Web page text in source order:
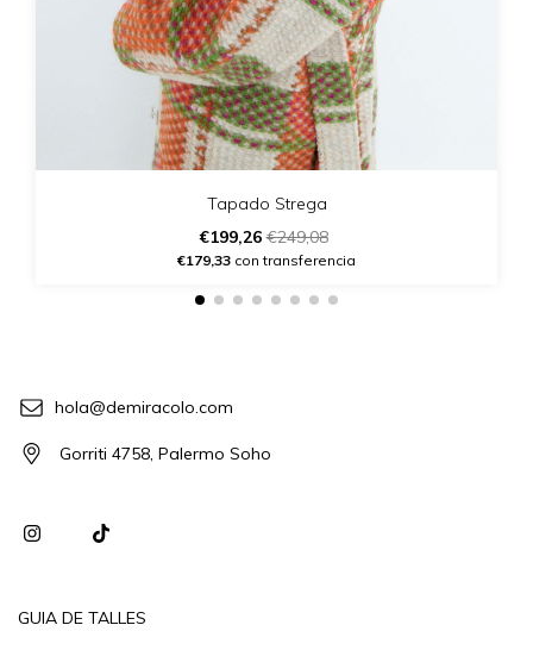
Tapado Strega
€199,26€249,08
€179,33 con transferencia
hola@demiracolo.com
Gorriti 4758, Palermo Soho
GUIA DE TALLES